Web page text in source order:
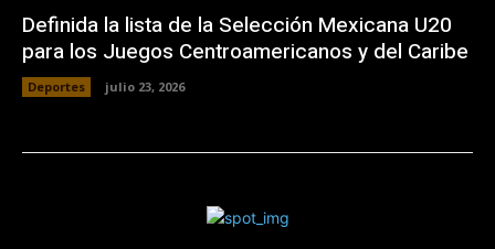
Definida la lista de la Selección Mexicana U20
para los Juegos Centroamericanos y del Caribe
Deportes julio 23, 2026